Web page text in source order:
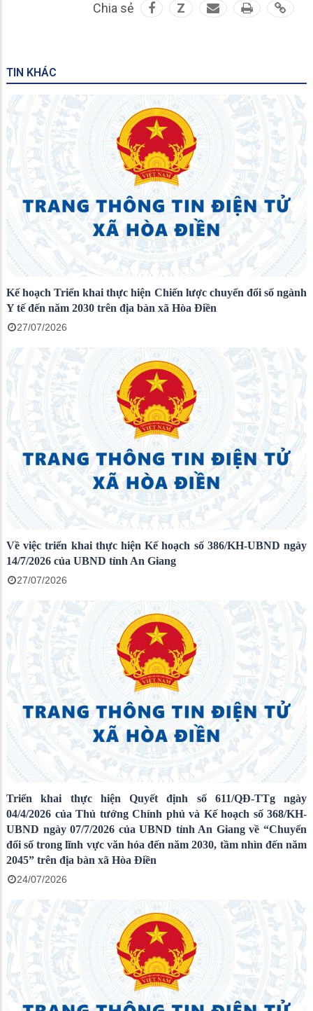
Chia sẻ Z
TIN KHÁC
Kế hoạch Triển khai thực hiện Chiến lược chuyển đổi số ngành
Y tế đến năm 2030 trên địa bàn xã Hòa Điền
27/07/2026
Về việc triển khai thực hiện Kế hoạch số 386/KH-UBND ngày
14/7/2026 của UBND tỉnh An Giang
27/07/2026
Triển khai thực hiện Quyết định số 611/QĐ-TTg ngày
04/4/2026 của Thủ tướng Chính phủ và Kế hoạch số 368/KH-
UBND ngày 07/7/2026 của UBND tỉnh An Giang về “Chuyển
đổi số trong lĩnh vực văn hóa đến năm 2030, tầm nhìn đến năm
2045” trên địa bàn xã Hòa Điền
24/07/2026